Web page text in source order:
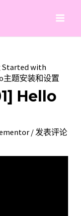
Started with
主题安装和设置
Hello
/发表评论